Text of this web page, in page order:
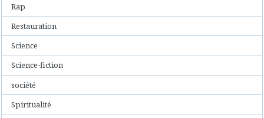
Rap
Restauration
Science
Science-fiction
société
Spiritualité